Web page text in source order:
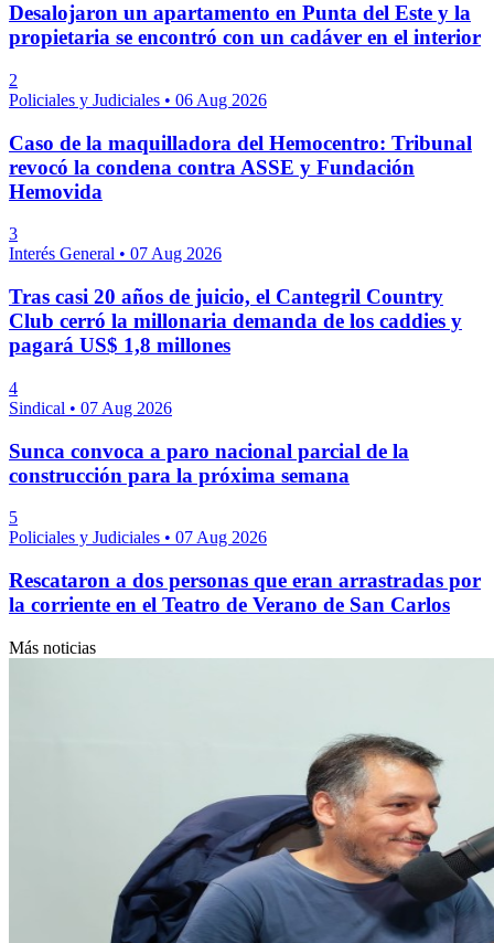
Desalojaron un apartamento en Punta del Este y la
propietaria se encontró con un cadáver en el interior
2
Policiales y Judiciales • 06 Aug 2026
Caso de la maquilladora del Hemocentro: Tribunal
revocó la condena contra ASSE y Fundación
Hemovida
3
Interés General • 07 Aug 2026
Tras casi 20 años de juicio, el Cantegril Country
Club cerró la millonaria demanda de los caddies y
pagará US$ 1,8 millones
4
Sindical • 07 Aug 2026
Sunca convoca a paro nacional parcial de la
construcción para la próxima semana
5
Policiales y Judiciales • 07 Aug 2026
Rescataron a dos personas que eran arrastradas por
la corriente en el Teatro de Verano de San Carlos
Más noticias